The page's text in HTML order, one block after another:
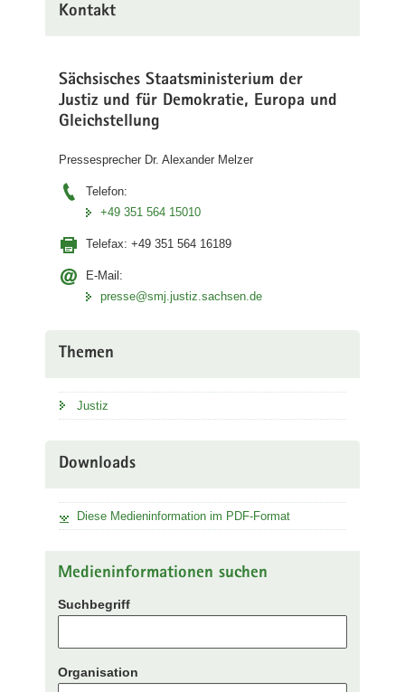
Kontakt
Sächsisches Staatsministerium der
Justiz und für Demokratie, Europa und
Gleichstellung
Pressesprecher Dr. Alexander Melzer
Telefon:
+49 351 564 15010
Telefax: +49 351 564 16189
E-Mail:
presse@smj.justiz.sachsen.de
Themen
Justiz
Downloads
Diese Medieninformation im PDF-Format
Medieninformationen suchen
Suchbegriff
Organisation